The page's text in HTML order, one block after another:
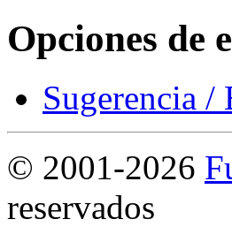
Opciones de
Sugerencia /
© 2001-2026
reservados